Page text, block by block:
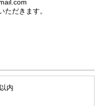
だきます。
内